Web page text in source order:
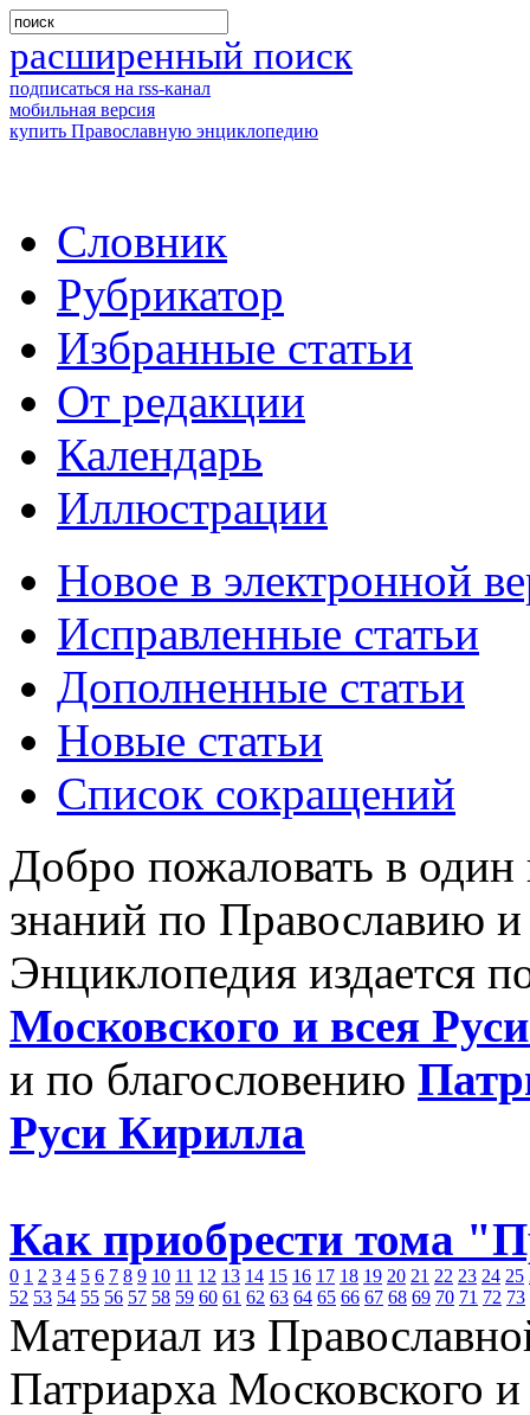
расширенный поиск
подписаться на rss-канал
мобильная версия
купить Православную энциклопедию
Словник
Рубрикатор
Избранные статьи
От редакции
Календарь
Иллюстрации
Новое в электронной
Исправленные статьи
Дополненные статьи
Новые статьи
Список сокращений
Добро пожаловать в
знаний по Православию
Энциклопедия издается
Московского и всея
и по благословению
Руси Кирилла
Как приобрести тома
0 1 2 3 4 5 6 7 8 9 10 11 12 13 14 15 16 17 18 19 20 21 22 23 24 25
52 53 54 55 56 57 58 59 60 61 62 63 64 65 66 67 68 69 70 71 72 73
Материал из
Патриарха Московского